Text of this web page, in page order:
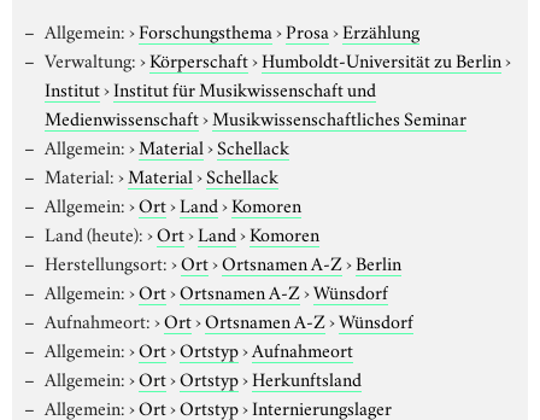
Allgemein:›Forschungsthema›Prosa›Erzählung
Verwaltung:›Körperschaft›Humboldt-Universität zu Berlin›
Institut›Institut für Musikwissenschaft und
Medienwissenschaft›Musikwissenschaftliches Seminar
Allgemein:›Material›Schellack
Material:›Material›Schellack
Allgemein:›Ort›Land›Komoren
Land (heute):›Ort›Land›Komoren
Herstellungsort:›Ort›Ortsnamen A-Z›Berlin
Allgemein:›Ort›Ortsnamen A-Z›Wünsdorf
Aufnahmeort:›Ort›Ortsnamen A-Z›Wünsdorf
Allgemein:›Ort›Ortstyp›Aufnahmeort
Allgemein:›Ort›Ortstyp›Herkunftsland
Allgemein:›Ort›Ortstyp›Internierungslager